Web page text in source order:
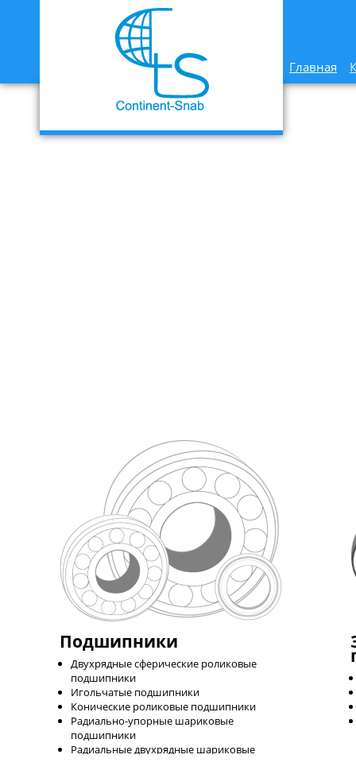
Главная
Подшипники
Двухрядные сферические роликовые
подшипники
Игольчатые подшипники
Конические роликовые подшипники
Радиально-упорные шариковые
подшипники
Радиальные двухрядные шариковые